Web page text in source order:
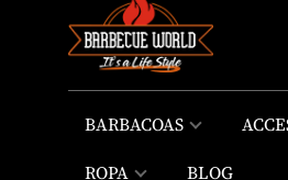
BARBACOAS
ROPA
BLOG